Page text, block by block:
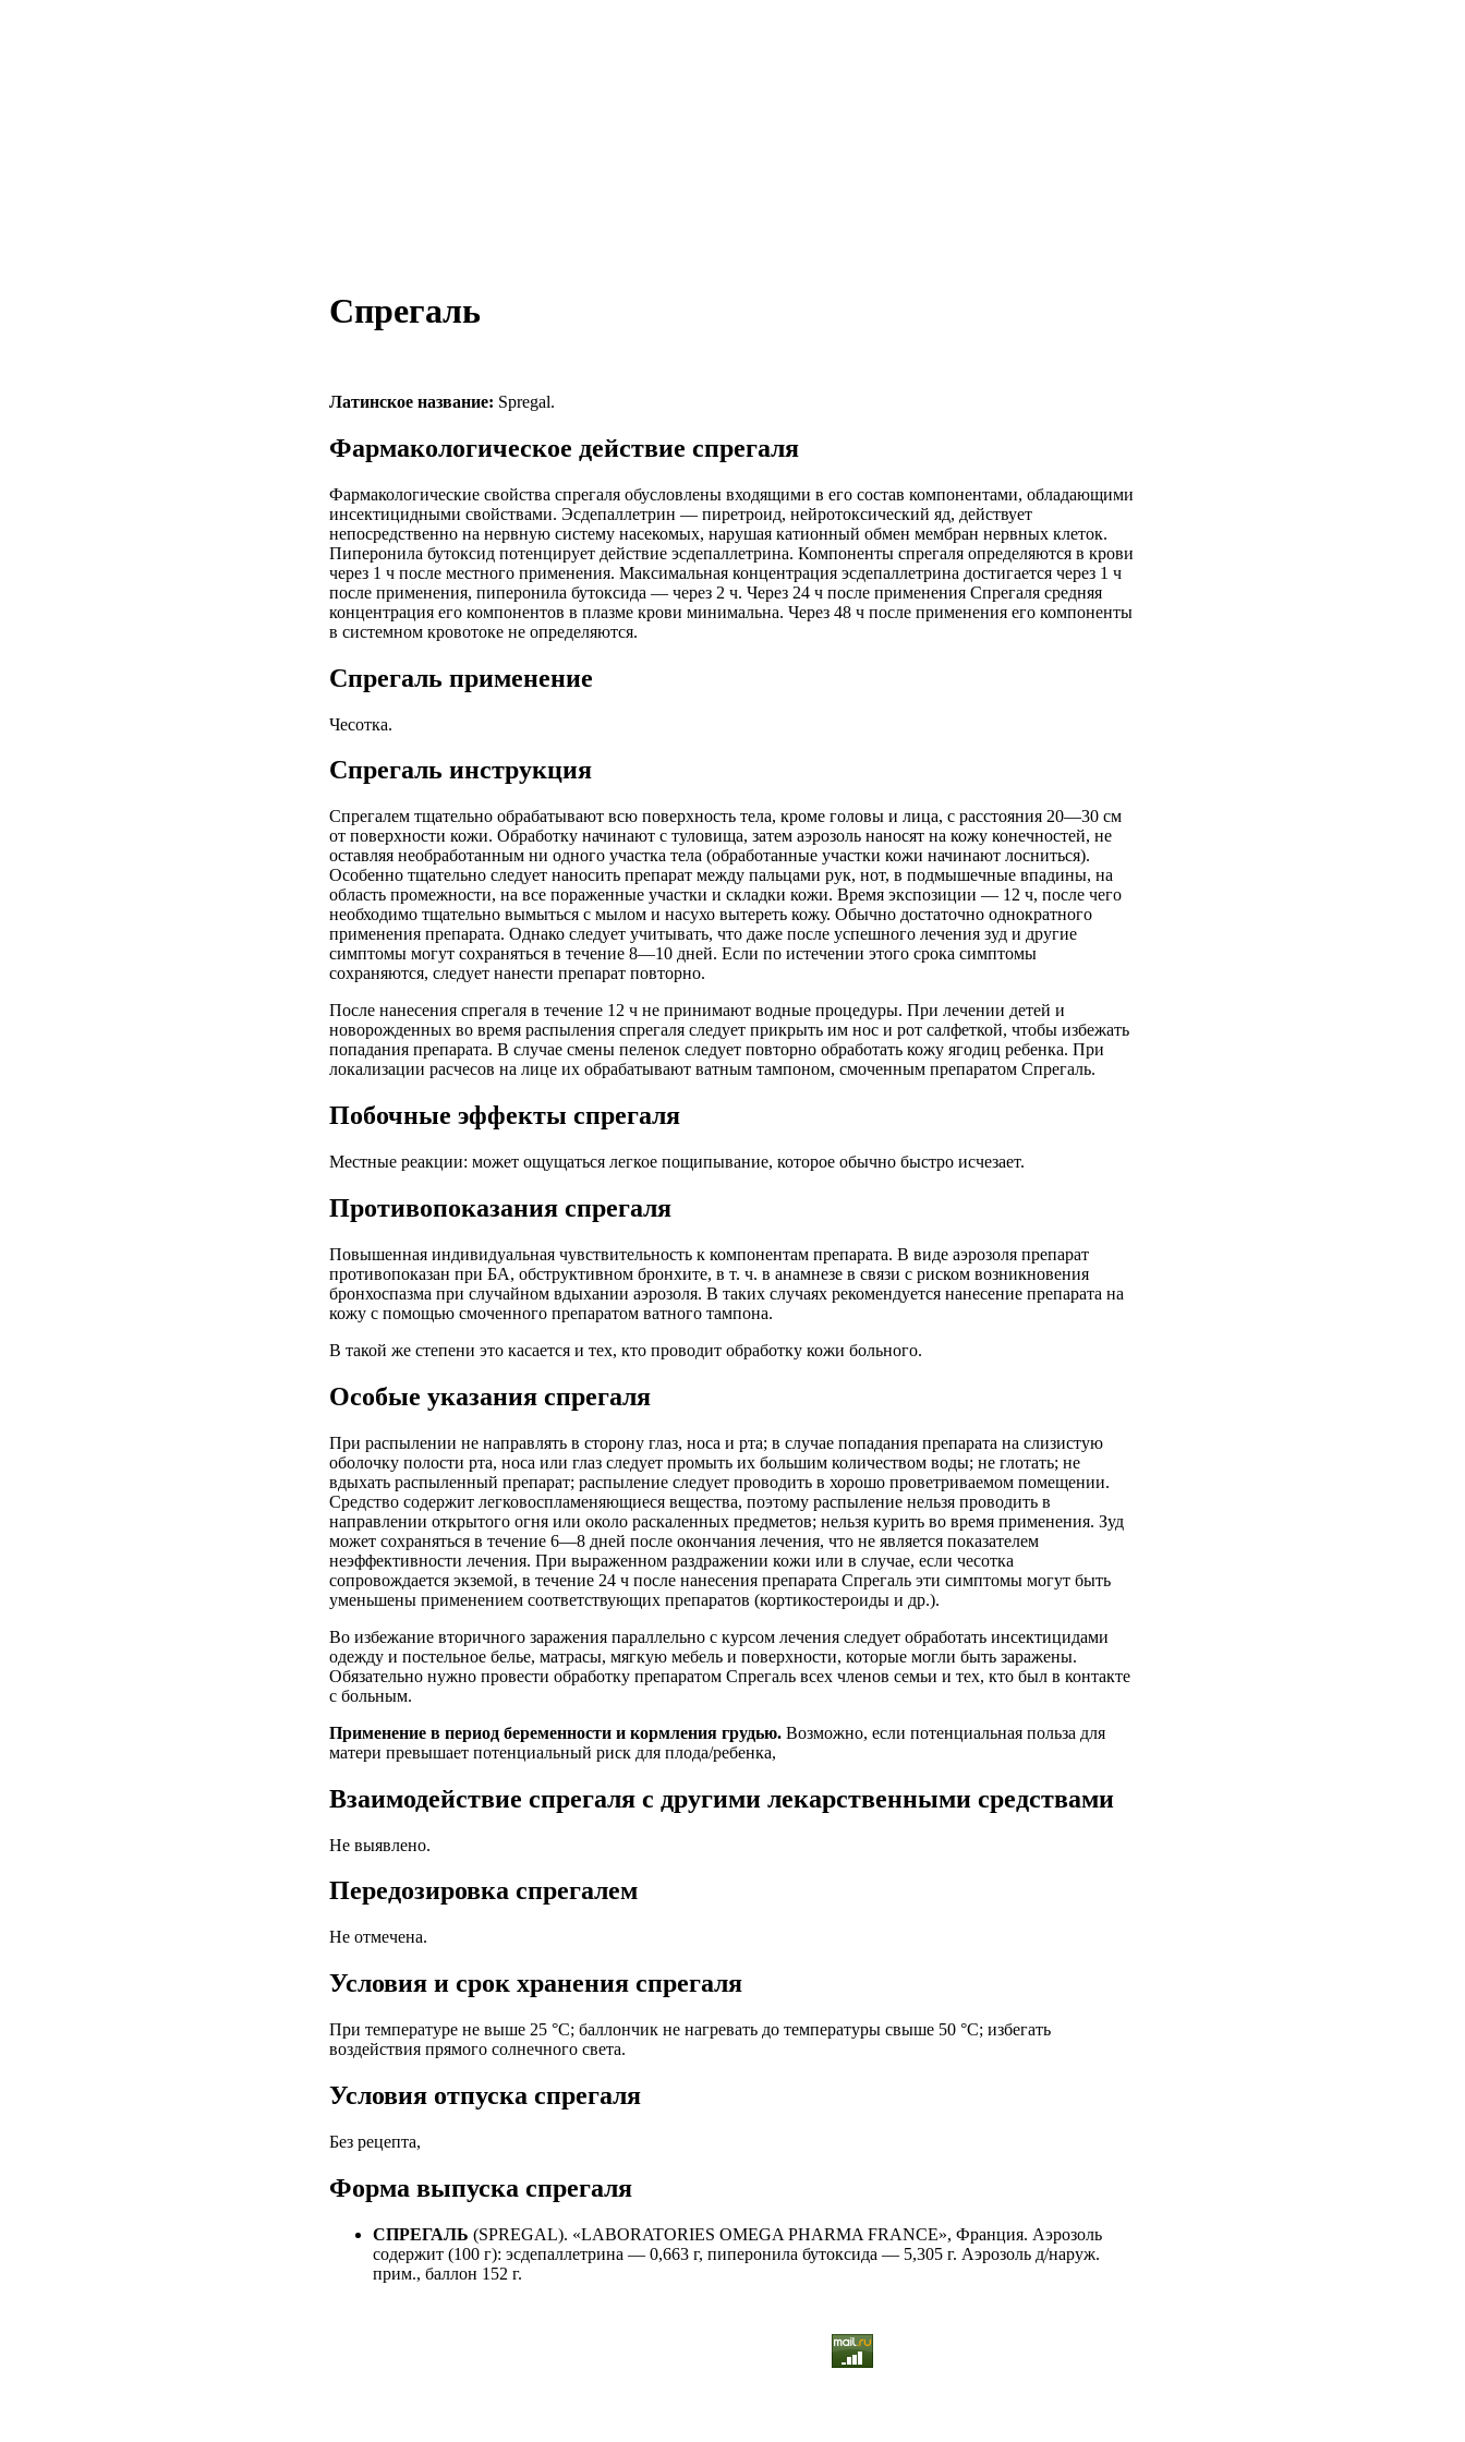
Спрегаль
Латинское название: Spregal.
Фармакологическое действие спрегаля
Фармакологические свойства спрегаля обусловлены входящими в его состав компонентами, обладающими
инсектицидными свойствами. Эсдепаллетрин — пиретроид, нейротоксический яд, действует
непосредственно на нервную систему насекомых, нарушая катионный обмен мембран нервных клеток.
Пиперонила бутоксид потенцирует действие эсдепаллетрина. Компоненты спрегаля определяются в крови
через 1 ч после местного применения. Максимальная концентрация эсдепаллетрина достигается через 1 ч
после применения, пиперонила бутоксида — через 2 ч. Через 24 ч после применения Спрегаля средняя
концентрация его компонентов в плазме крови минимальна. Через 48 ч после применения его компоненты
в системном кровотоке не определяются.
Спрегаль применение
Чесотка.
Спрегаль инструкция
Спрегалем тщательно обрабатывают всю поверхность тела, кроме головы и лица, с расстояния 20—30 см
от поверхности кожи. Обработку начинают с туловища, затем аэрозоль наносят на кожу конечностей, не
оставляя необработанным ни одного участка тела (обработанные участки кожи начинают лосниться).
Особенно тщательно следует наносить препарат между пальцами рук, нот, в подмышечные впадины, на
область промежности, на все пораженные участки и складки кожи. Время экспозиции — 12 ч, после чего
необходимо тщательно вымыться с мылом и насухо вытереть кожу. Обычно достаточно однократного
применения препарата. Однако следует учитывать, что даже после успешного лечения зуд и другие
симптомы могут сохраняться в течение 8—10 дней. Если по истечении этого срока симптомы
сохраняются, следует нанести препарат повторно.
После нанесения спрегаля в течение 12 ч не принимают водные процедуры. При лечении детей и
новорожденных во время распыления спрегаля следует прикрыть им нос и рот салфеткой, чтобы избежать
попадания препарата. В случае смены пеленок следует повторно обработать кожу ягодиц ребенка. При
локализации расчесов на лице их обрабатывают ватным тампоном, смоченным препаратом Спрегаль.
Побочные эффекты спрегаля
Местные реакции: может ощущаться легкое пощипывание, которое обычно быстро исчезает.
Противопоказания спрегаля
Повышенная индивидуальная чувствительность к компонентам препарата. В виде аэрозоля препарат
противопоказан при БА, обструктивном бронхите, в т. ч. в анамнезе в связи с риском возникновения
бронхоспазма при случайном вдыхании аэрозоля. В таких случаях рекомендуется нанесение препарата на
кожу с помощью смоченного препаратом ватного тампона.
В такой же степени это касается и тех, кто проводит обработку кожи больного.
Особые указания спрегаля
При распылении не направлять в сторону глаз, носа и рта; в случае попадания препарата на слизистую
оболочку полости рта, носа или глаз следует промыть их большим количеством воды; не глотать; не
вдыхать распыленный препарат; распыление следует проводить в хорошо проветриваемом помещении.
Средство содержит легковоспламеняющиеся вещества, поэтому распыление нельзя проводить в
направлении открытого огня или около раскаленных предметов; нельзя курить во время применения. Зуд
может сохраняться в течение 6—8 дней после окончания лечения, что не является показателем
неэффективности лечения. При выраженном раздражении кожи или в случае, если чесотка
сопровождается экземой, в течение 24 ч после нанесения препарата Спрегаль эти симптомы могут быть
уменьшены применением соответствующих препаратов (кортикостероиды и др.).
Во избежание вторичного заражения параллельно с курсом лечения следует обработать инсектицидами
одежду и постельное белье, матрасы, мягкую мебель и поверхности, которые могли быть заражены.
Обязательно нужно провести обработку препаратом Спрегаль всех членов семьи и тех, кто был в контакте
с больным.
Применение в период беременности и кормления грудью. Возможно, если потенциальная польза для
матери превышает потенциальный риск для плода/ребенка,
Взаимодействие спрегаля с другими лекарственными средствами
Не выявлено.
Передозировка спрегалем
Не отмечена.
Условия и срок хранения спрегаля
При температуре не выше 25 °С; баллончик не нагревать до температуры свыше 50 °С; избегать
воздействия прямого солнечного света.
Условия отпуска спрегаля
Без рецепта,
Форма выпуска спрегаля
СПРЕГАЛЬ (SPREGAL). «LABORATORIES OMEGA PHARMA FRANCE», Франция. Аэрозоль
содержит (100 г): эсдепаллетрина — 0,663 г, пиперонила бутоксида — 5,305 г. Аэрозоль д/наруж.
прим., баллон 152 г.